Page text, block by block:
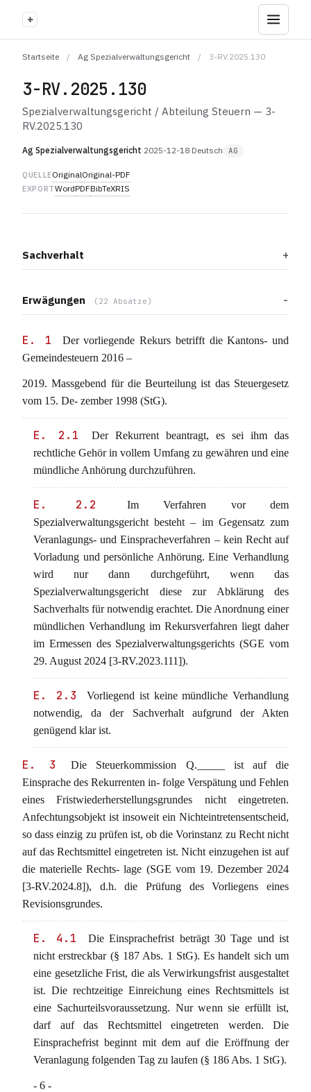
+
Startseite / Ag Spezialverwaltungsgericht / 3-RV.2025.130
3-RV.2025.130
Spezialverwaltungsgericht / Abteilung Steuern — 3-
RV.2025.130
Ag Spezialverwaltungsgericht·2025-12-18·Deutsch AG
QUELLEOriginalOriginal-PDF
EXPORTWordPDFBibTeXRIS
Sachverhalt
Erwägungen (22 Absätze)
E. 1
Der vorliegende Rekurs betrifft die Kantons- und
Gemeindesteuern 2016 –
2019. Massgebend für die Beurteilung ist das Steuergesetz
vom 15. De- zember 1998 (StG).
E. 2.1
Der Rekurrent beantragt, es sei ihm das
rechtliche Gehör in vollem Umfang zu gewähren und eine
mündliche Anhörung durchzuführen.
E. 2.2
Im Verfahren vor dem
Spezialverwaltungsgericht besteht – im Gegensatz zum
Veranlagungs- und Einspracheverfahren – kein Recht auf
Vorladung und persönliche Anhörung. Eine Verhandlung
wird nur dann durchgeführt, wenn das
Spezialverwaltungsgericht diese zur Abklärung des
Sachverhalts für notwendig erachtet. Die Anordnung einer
mündlichen Verhandlung im Rekursverfahren liegt daher
im Ermessen des Spezialverwaltungsgerichts (SGE vom
29. August 2024 [3-RV.2023.111]).
E. 2.3
Vorliegend ist keine mündliche Verhandlung
notwendig, da der Sachverhalt aufgrund der Akten
genügend klar ist.
E. 3
Die Steuerkommission Q._____ ist auf die
Einsprache des Rekurrenten in- folge Verspätung und Fehlen
eines Fristwiederherstellungsgrundes nicht eingetreten.
Anfechtungsobjekt ist insoweit ein Nichteintretensentscheid,
so dass einzig zu prüfen ist, ob die Vorinstanz zu Recht nicht
auf das Rechtsmittel eingetreten ist. Nicht einzugehen ist auf
die materielle Rechts- lage (SGE vom 19. Dezember 2024
[3-RV.2024.8]), d.h. die Prüfung des Vorliegens eines
Revisionsgrundes.
E. 4.1
Die Einsprachefrist beträgt 30 Tage und ist
nicht erstreckbar (§ 187 Abs. 1 StG). Es handelt sich um
eine gesetzliche Frist, die als Verwirkungsfrist ausgestaltet
ist. Die rechtzeitige Einreichung eines Rechtsmittels ist
eine Sachurteilsvoraussetzung. Nur wenn sie erfüllt ist,
darf auf das Rechtsmittel eingetreten werden. Die
Einsprachefrist beginnt mit dem auf die Eröffnung der
Veranlagung folgenden Tag zu laufen (§ 186 Abs. 1 StG).
- 6 -